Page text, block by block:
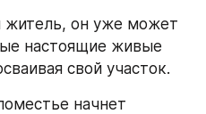
житель, он уже может
настоящие живые
свой участок.
начнет